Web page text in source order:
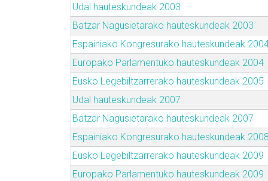
Udal hauteskundeak 2003
Batzar Nagusietarako hauteskundeak 2003
Espainiako Kongresurako hauteskundeak
Europako Parlamentuko hauteskundeak 2004
Eusko Legebiltzarrerako hauteskundeak 2005
Udal hauteskundeak 2007
Batzar Nagusietarako hauteskundeak 2007
Espainiako Kongresurako hauteskundeak 2008
Eusko Legebiltzarrerako hauteskundeak 2009
Europako Parlamentuko hauteskundeak 2009